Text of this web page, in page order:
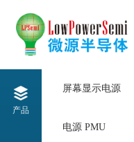
产品
屏幕显示电源
电源 PMU